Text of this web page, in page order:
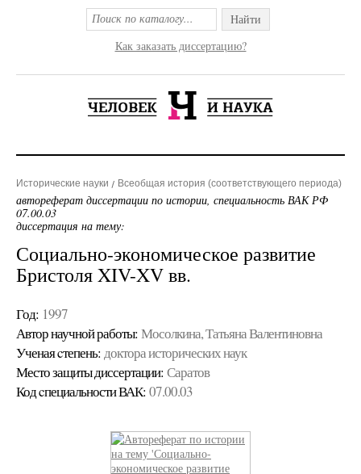
Найти
Как заказать диссертацию?
Исторические науки Всеобщая история (соответствующего периода)
автореферат диссертации по истории, специальность ВАК РФ
07.00.03
диссертация на тему:
Социально-экономическое развитие
Бристоля XIV-XV вв.
Год: 1997
Автор научной работы: Мосолкина, Татьяна Валентиновна
Ученая cтепень: доктора исторических наук
Место защиты диссертации: Саратов
Код cпециальности ВАК: 07.00.03